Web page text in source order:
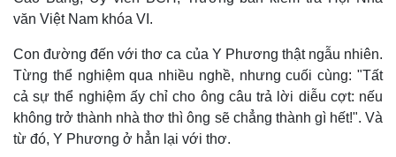
Thế giới
Quan sát
Cuộc sống đó đây
Hồ sơ
Multimedia
Video
Ảnh
E-Magazine
Infographic
văn Việt Nam khóa VI.
Con đường đến với thơ ca của Y Phương thật ngẫu nhiên.
Từng thể nghiệm qua nhiều nghề, nhưng cuối cùng: "Tất
cả sự thể nghiệm ấy chỉ cho ông câu trả lời diễu cợt: nếu
không trở thành nhà thơ thì ông sẽ chẳng thành gì hết!". Và
từ đó, Y Phương ở hẳn lại với thơ.